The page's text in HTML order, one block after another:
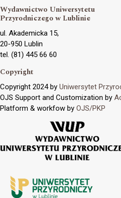
Wydawnictwo Uniwersytetu
Przyrodniczego w Lublinie
ul. Akademicka 15,
20-950 Lublin
tel. (81) 445 66 60
Copyright
Copyright 2024 by Uniwersytet
OJS Support and Customization by
Platform & workfow by OJS/PKP